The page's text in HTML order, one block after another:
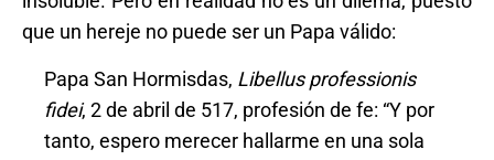
que un hereje no puede ser un Papa válido:
Papa San Hormisdas, Libellus professionis
fidei, 2 de abril de 517, profesión de fe: “Y por
tanto, espero merecer hallarme en una sola